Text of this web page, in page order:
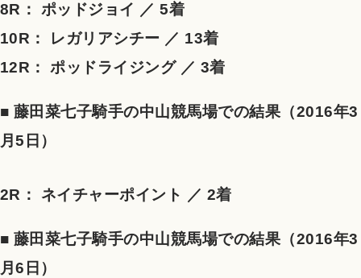
8R： ポッドジョイ ／ 5着
10R： レガリアシチー ／ 13着
12R： ポッドライジング ／ 3着
■ 藤田菜七子騎手の中山競馬場での結果（2016年3
月5日）
2R： ネイチャーポイント ／ 2着
■ 藤田菜七子騎手の中山競馬場での結果（2016年3
月6日）